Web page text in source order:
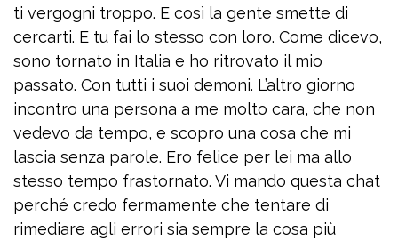
ti vergogni troppo. E così la gente smette di
cercarti. E tu fai lo stesso con loro. Come dicevo,
sono tornato in Italia e ho ritrovato il mio
passato. Con tutti i suoi demoni. L’altro giorno
incontro una persona a me molto cara, che non
vedevo da tempo, e scopro una cosa che mi
lascia senza parole. Ero felice per lei ma allo
stesso tempo frastornato. Vi mando questa chat
perché credo fermamente che tentare di
rimediare agli errori sia sempre la cosa più